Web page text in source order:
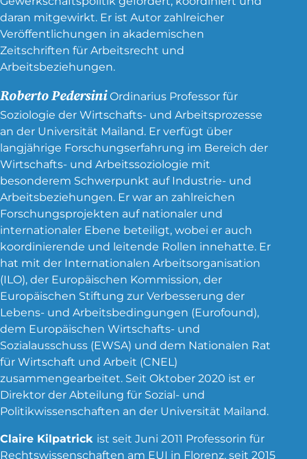
Europäisches Projekt
daran mitgewirkt. Er ist Autor zahlreicher
Veröffentlichungen in akademischen
Zeitschriften für Arbeitsrecht und
Arbeitsbeziehungen.
Roberto PedersiniOrdinarius Professor für
Soziologie der Wirtschafts- und Arbeitsprozesse
an der Universität Mailand. Er verfügt über
langjährige Forschungserfahrung im Bereich der
Wirtschafts- und Arbeitssoziologie mit
besonderem Schwerpunkt auf Industrie- und
Arbeitsbeziehungen. Er war an zahlreichen
Forschungsprojekten auf nationaler und
internationaler Ebene beteiligt, wobei er auch
koordinierende und leitende Rollen innehatte. Er
hat mit der Internationalen Arbeitsorganisation
(ILO), der Europäischen Kommission, der
Europäischen Stiftung zur Verbesserung der
Lebens- und Arbeitsbedingungen (Eurofound),
dem Europäischen Wirtschafts- und
Sozialausschuss (EWSA) und dem Nationalen Rat
für Wirtschaft und Arbeit (CNEL)
zusammengearbeitet. Seit Oktober 2020 ist er
Direktor der Abteilung für Sozial- und
Politikwissenschaften an der Universität Mailand.
Claire Kilpatrick ist seit Juni 2011 Professorin für
Rechtswissenschaften am EUI in Florenz, seit 2015